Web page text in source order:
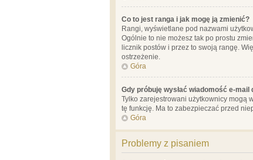
Co to jest ranga i jak mogę ją zmienić?
Rangi, wyświetlane pod nazwami
Ogólnie to nie możesz tak po prostu
licznik postów i przez to swoją rangę.
ostrzeżenie.
Góra
Gdy próbuję wysłać wiadomość e-
Tylko zarejestrowani użytkownicy mogą
tę funkcję. Ma to zabezpieczać przed
Góra
Problemy z pisaniem